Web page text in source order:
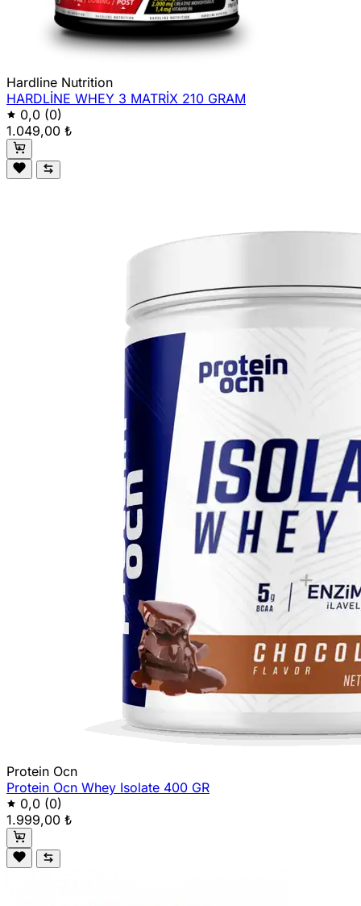
Hardline Nutrition
HARDLİNE WHEY 3 MATRİX 210 GRAM
0,0 (0)
1.049,00 ₺
Protein Ocn
Protein Ocn Whey Isolate 400 GR
0,0 (0)
1.999,00 ₺